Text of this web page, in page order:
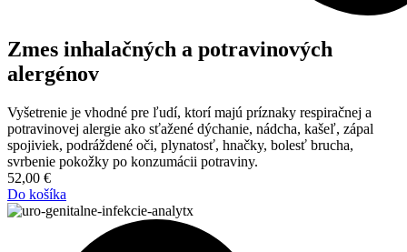
Zmes inhalačných a potravinových
alergénov
Vyšetrenie je vhodné pre ľudí, ktorí majú príznaky respiračnej a
potravinovej alergie ako sťažené dýchanie, nádcha, kašeľ, zápal
spojiviek, podráždené oči, plynatosť, hnačky, bolesť brucha,
svrbenie pokožky po konzumácii potraviny.
52,00 €
Do košíka